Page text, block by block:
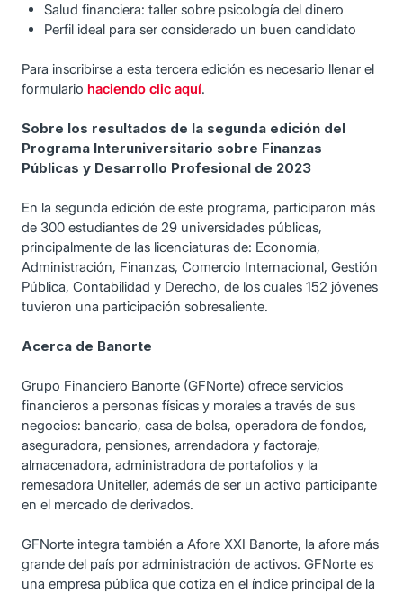
Salud financiera: taller sobre psicología del dinero
Perfil ideal para ser considerado un buen candidato
Para inscribirse a esta tercera edición es necesario llenar el
formulario haciendo clic aquí.
Sobre los resultados de la segunda edición del
Programa Interuniversitario sobre Finanzas
Públicas y Desarrollo Profesional de 2023
En la segunda edición de este programa, participaron más
de 300 estudiantes de 29 universidades públicas,
principalmente de las licenciaturas de: Economía,
Administración, Finanzas, Comercio Internacional, Gestión
Pública, Contabilidad y Derecho, de los cuales 152 jóvenes
tuvieron una participación sobresaliente.
Acerca de Banorte
Grupo Financiero Banorte (GFNorte) ofrece servicios
financieros a personas físicas y morales a través de sus
negocios: bancario, casa de bolsa, operadora de fondos,
aseguradora, pensiones, arrendadora y factoraje,
almacenadora, administradora de portafolios y la
remesadora Uniteller, además de ser un activo participante
en el mercado de derivados.
GFNorte integra también a Afore XXI Banorte, la afore más
grande del país por administración de activos. GFNorte es
una empresa pública que cotiza en el índice principal de la